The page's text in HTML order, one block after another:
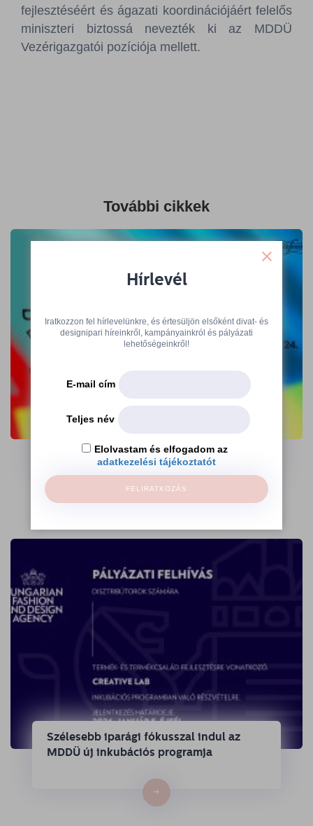
fejlesztéséért és ágazati koordinációjáért felelős
miniszteri biztossá nevezték ki az MDDÜ
Vezérigazgatói pozíciója mellett.
További cikkek
A 360 Design Budapest kiállítói várnak
az Ajándék Terminálon
Szélesebb iparági fókusszal indul az
MDDÜ új inkubációs programja
→
Hírlevél
Iratkozzon fel hírlevelünkre, és értesüljön elsőként divat- és
designipari híreinkről, kampányainkról és pályázati
lehetőségeinkről!
E-mail cím
Teljes név
Elolvastam és elfogadom az
adatkezelési tájékoztatót
FELIRATKOZÁS